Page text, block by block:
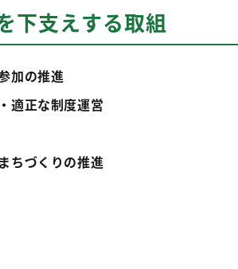
下支えする取組
加の推進
適正な制度運営
ちづくりの推進